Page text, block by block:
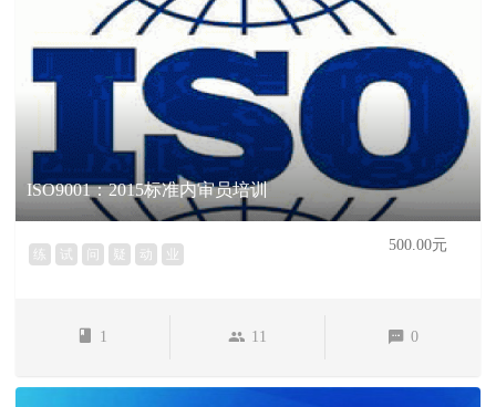
ISO9001：2015标准内审员培训
练 试 问 疑 动 业
500.00元
1 11 0